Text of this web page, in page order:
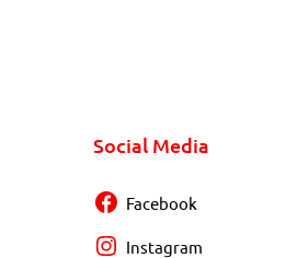
Social Media
Facebook
Instagram